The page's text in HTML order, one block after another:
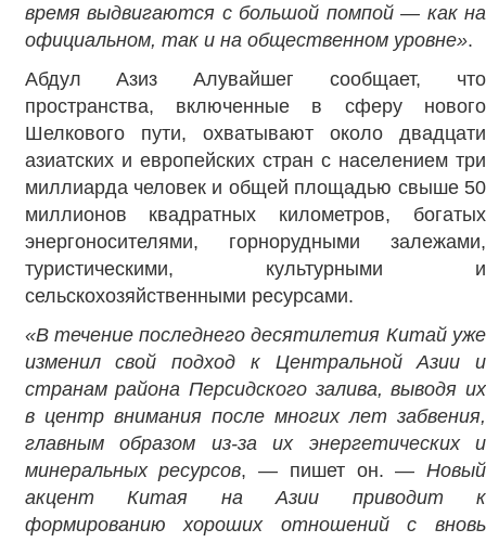
время выдвигаются с большой помпой — как на
официальном, так и на общественном уровне».
Абдул Азиз Алувайшег сообщает, что
пространства, включенные в сферу нового
Шелкового пути, охватывают около двадцати
азиатских и европейских стран с населением три
миллиарда человек и общей площадью свыше 50
миллионов квадратных километров, богатых
энергоносителями, горнорудными залежами,
туристическими, культурными и
сельскохозяйственными ресурсами.
«В течение последнего десятилетия Китай уже
изменил свой подход к Центральной Азии и
странам района Персидского залива, выводя их
в центр внимания после многих лет забвения,
главным образом из-за их энергетических и
минеральных ресурсов, — пишет он. — Новый
акцент Китая на Азии приводит к
формированию хороших отношений с вновь